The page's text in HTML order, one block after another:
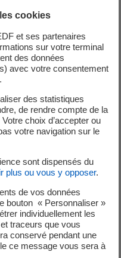
fin mars, elle le sera en
sont indispensables pour
un câble électrique
de 3km.
s’engagent à libérerla
des travailleurs sur site.
leur compréhension et
cookies
et ses partenaires
sur votre terminal
des données
avec votre consentement
des statistiques
de rendre compte de la
choix d’accepter ou
votre navigation sur le
sont dispensés du
plus ou vous y opposer.
de vos données
bouton « Personnaliser »
individuellement les
traceurs que vous
conservé pendant une
ce message vous sera à